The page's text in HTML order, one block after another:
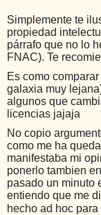
Simplemente te
propiedad
párrafo que no lo
FNAC). Te
Es como
galaxia muy
algunos que
licencias jajaja
No copio
como me ha
manifestaba mi
ponerlo tambien
pasado un minuto
entiendo que me
hecho ad hoc para